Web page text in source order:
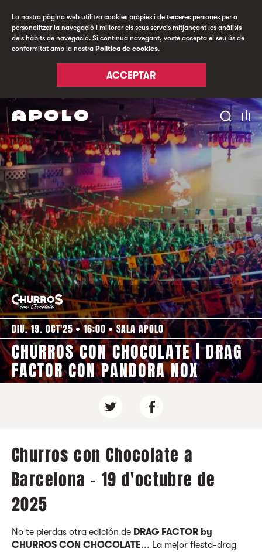
La nostra pàgina web utilitza cookies pròpies i de terceres persones per a
personalitzar la navegació i millorar els seus serveis mitjançant les anàlisis
dels hàbits de navegació. Si continua navegant, vostè accepta el seu ús de
conformitat amb la nostra Política de cookies.
ACCEPTAR
DIU. 19. OCT'25 16:00 SALA APOLO
CHURROS CON CHOCOLATE | DRAG
FACTOR CON PANDORA NOX
Churros con Chocolate a
Barcelona - 19 d'octubre de
2025
No te pierdas otra edición de DRAG FACTOR by
CHURROS CON CHOCOLATE... La mejor fiesta-drag